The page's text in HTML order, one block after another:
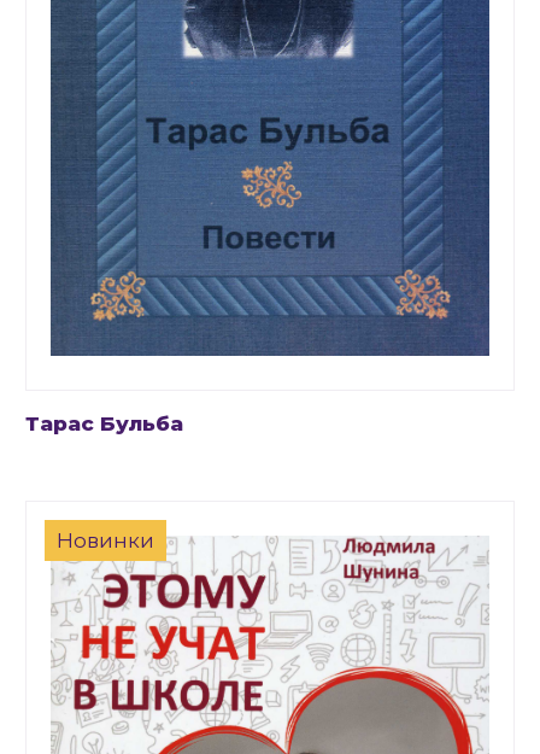
Тарас Бульба
Новинки